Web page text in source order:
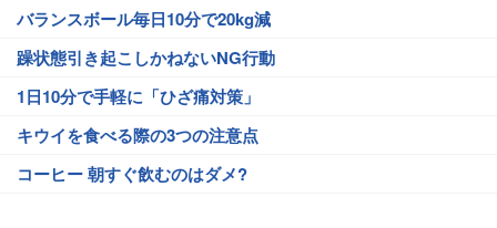
バランスボール毎日10分で20kg減
躁状態引き起こしかねないNG行動
1日10分で手軽に「ひざ痛対策」
キウイを食べる際の3つの注意点
コーヒー 朝すぐ飲むのはダメ?